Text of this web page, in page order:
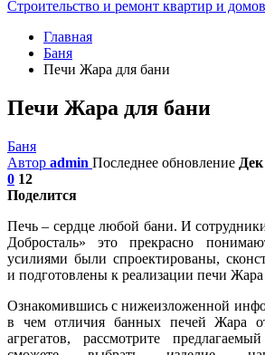
Строительство и ремонт квартир и
Главная
Баня
Печи Жара для бани
Печи Жара для бани
Баня
Автор admin Последнее обновление
0 12
Поделится
Печь – сердце любой бани. И
Добросталь» это прекрасно
усилиями были спроектированы,
и подготовлены к реализации печи Жара
Ознакомившись с нижеизложенной
в чем отличия банных печей Жара
агрегатов, рассмотрите